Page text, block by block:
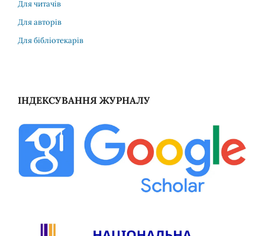
Для читачів
Для авторів
Для бібліотекарів
ІНДЕКСУВАННЯ ЖУРНАЛУ